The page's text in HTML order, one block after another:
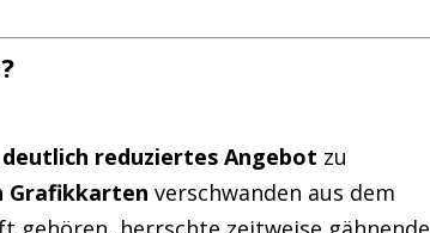
deutlich reduziertes Angebot zu
Grafikkarten verschwanden aus dem